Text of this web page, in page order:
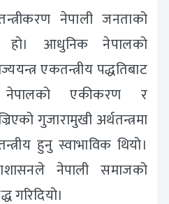
नेपाली जनताको
हो। आधुनिक नेपालको
एकतन्त्रीय पद्धतिबाट
नेपालको एकीकरण र
गुजारामुखी अर्थतन्त्रमा
हुनु स्वाभाविक थियो।
नेपाली समाजको
गरिदियो।